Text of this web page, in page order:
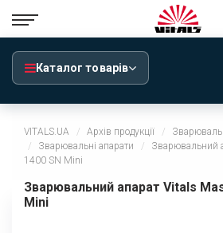
Каталог товарів
VITALS.UA Архів продукції
Зварювальні апарати
Зварювальний
1400 SN Mini
Зварювальний апарат Vitals
Mini